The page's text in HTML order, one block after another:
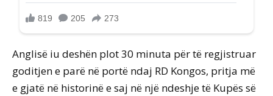
Anglisë iu deshën plot 30 minuta për të regjistruar
goditjen e parë në portë ndaj RD Kongos, pritja më
e gjatë në historinë e saj në një ndeshje të Kupës së